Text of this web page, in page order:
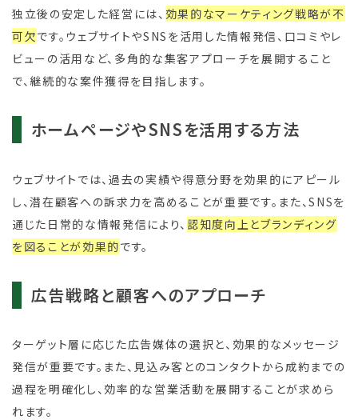
独立後の安定した経営には、 効果的なマーケティング戦略が不
可欠です。ウェブサイトやSNSを活用した情報発信、口コミやレ
ビューの活用など、多角的な集客アプローチを展開すること
で、継続的な案件獲得を目指します。
ホームページやSNSを活用する方法
ウェブサイトでは、過去の実績や得意分野を効果的にアピール
し、潜在顧客への訴求力を高めることが重要です。また、SNSを
通じた日常的な情報発信により、 認知度向上とブランディング
を図ることが効果的です。
広告戦略と顧客へのアプローチ
ターゲット層に応じた広告媒体の選択と、効果的なメッセージ
発信が重要です。また、見込み客とのコンタクトから成約までの
過程を明確化し、効率的な営業活動を展開することが求めら
れます。